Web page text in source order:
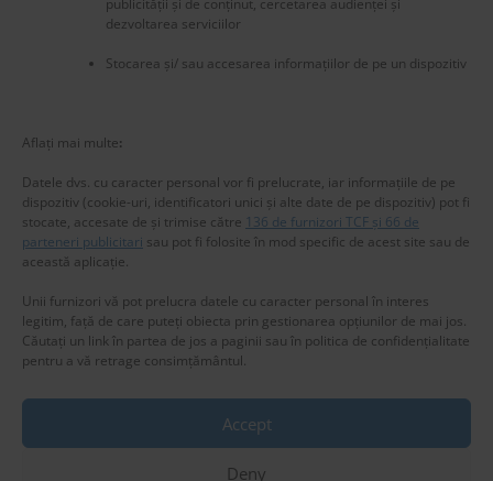
publicității și de conținut, cercetarea audienței și
dezvoltarea serviciilor
Stocarea și/ sau accesarea informațiilor de pe un dispozitiv
Aflați mai multe:
Datele dvs. cu caracter personal vor fi prelucrate, iar informațiile de pe
dispozitiv (cookie-uri, identificatori unici și alte date de pe dispozitiv) pot fi
stocate, accesate de și trimise către 136 de furnizori TCF și 66 de
parteneri publicitari sau pot fi folosite în mod specific de acest site sau de
această aplicație.
Unii furnizori vă pot prelucra datele cu caracter personal în interes
legitim, față de care puteți obiecta prin gestionarea opțiunilor de mai jos.
Căutați un link în partea de jos a paginii sau în politica de confidențialitate
pentru a vă retrage consimțământul.
Accept
Deny
Privacy & Cookies: This site uses cookies. By continuing to use this